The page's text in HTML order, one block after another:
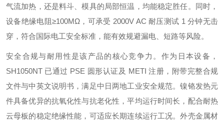
气流加热，还是料斗、模具的局部恒温，均能稳定胜任。同时，
设备绝缘电阻≥100MΩ，可承受 2000V AC 耐压测试 1 分钟无击
穿，符合国际电工安全标准，能有效规避漏电、短路等风险。
安全合规与耐用性是该产品的核心竞争力。作为日本设备，
SH1050NT 已通过 PSE 圆形认证及 METI 注册，附带完整合规
文件与中英文说明书，满足中日两地工业安全规范。镍铬发热元
件具备优异的抗氧化性与抗老化性，平均运行时间长，配合耐热
云母板的稳定绝缘性能，可适应长期连续运行工况。外壳金属材